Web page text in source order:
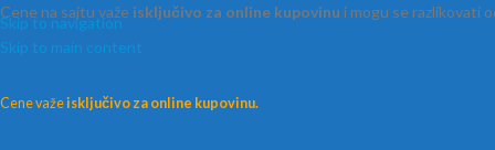
Skip to navigation
Skip to main content
Cene na sajtu važe isključivo za online kupovinu i mogu se razlikovati
Cene važeisključivo za online kupovinu.